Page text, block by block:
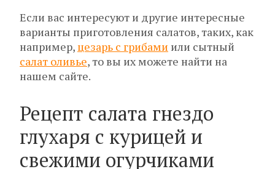
Если вас интересуют и другие интересные
варианты приготовления салатов, таких, как
например,цезарь с грибами или сытный
салат оливье, то вы их можете найти на
нашем сайте.
Рецепт салата гнездо
глухаря с курицей и
свежими огурчиками